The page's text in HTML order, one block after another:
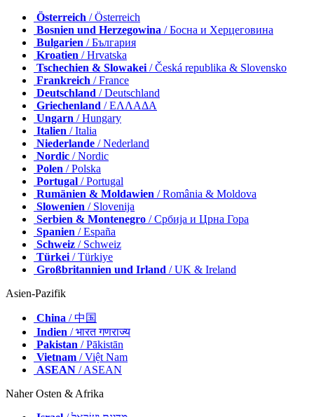
Österreich / Österreich
Bosnien und Herzegowina / Босна и Херцеговина
Bulgarien / България
Kroatien / Hrvatska
Tschechien & Slowakei / Česká republika & Slovensko
Frankreich / France
Deutschland / Deutschland
Griechenland / ΕΛΛΑΔΑ
Ungarn / Hungary
Italien / Italia
Niederlande / Nederland
Nordic / Nordic
Polen / Polska
Portugal / Portugal
Rumänien & Moldawien / România & Moldova
Slowenien / Slovenija
Serbien & Montenegro / Србија и Црна Гора
Spanien / España
Schweiz / Schweiz
Türkei / Türkiye
Großbritannien und Irland / UK & Ireland
Asien-Pazifik
China / 中国
Indien / भारत गणराज्य
Pakistan / Pākistān
Vietnam / Việt Nam
ASEAN / ASEAN
Naher Osten & Afrika